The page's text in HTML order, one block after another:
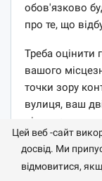
обов'язково
про те, що
Треба оцінити
вашого
точки зору
вулиця, ваш
підуть
район, чи буде
Якщо поблизу є
Цей веб -сайт
досвід. Ми
відмовитися,